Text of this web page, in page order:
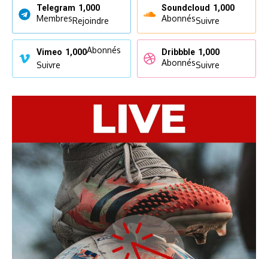
Telegram 1,000
MembresRejoindre
Soundcloud 1,000
AbonnésSuivre
Vimeo 1,000Abonnés
Suivre
Dribbble 1,000
AbonnésSuivre